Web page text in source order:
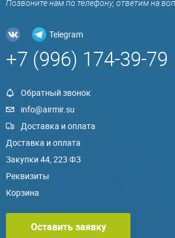
Позвоните нам по телефону, ответим на
Telegram
+7 (996) 174-39-79
Обратный звонок
info@airmir.su
Доставка и оплата
Доставка и оплата
Закупки 44, 223 ФЗ
Реквизиты
Корзина
Оставить заявку